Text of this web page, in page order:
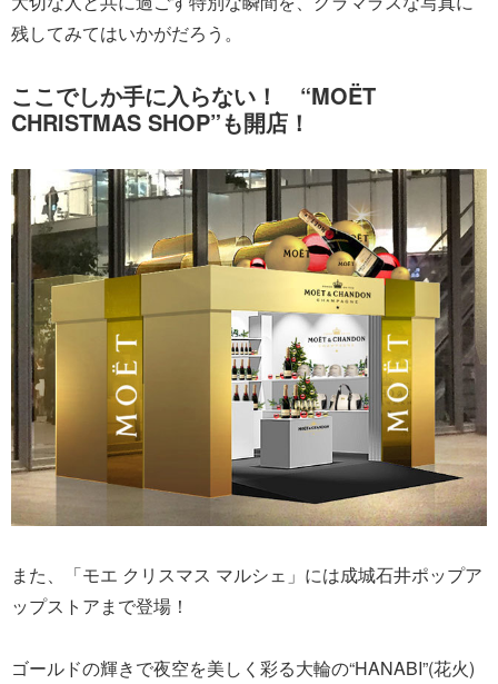
残してみてはいかがだろう。
ここでしか手に入らない！ “MOËT
CHRISTMAS SHOP”も開店！
また、「モエ クリスマス マルシェ」には成城石井ポップア
ップストアまで登場！
ゴールドの輝きで夜空を美しく彩る大輪の“HANABI”(花火)